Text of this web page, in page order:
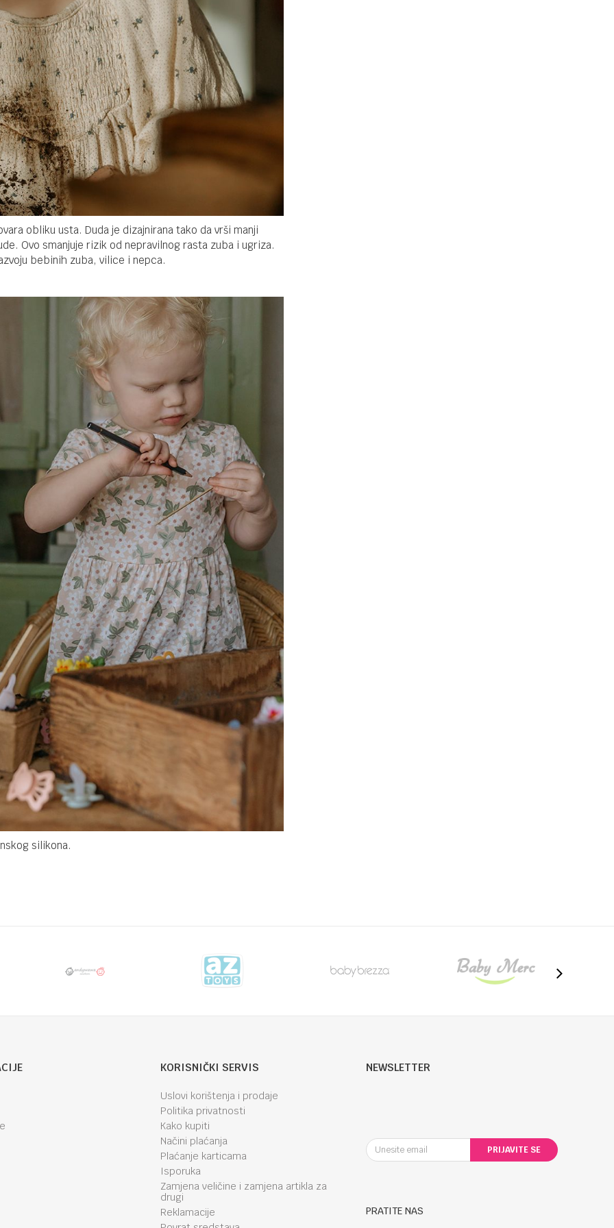
obliku usta. Duda je dizajnirana tako da vrši manji
Ovo smanjuje rizik od nepravilnog rasta zuba i ugriza.
bebinih zuba, vilice i nepca.
silikona.
KORISNIČKI SERVIS
Uslovi korištenja i prodaje
Politika privatnosti
Kako kupiti
Načini plaćanja
Plaćanje karticama
Isporuka
Zamjena veličine i zamjena artikla za
drugi
Reklamacije
NEWSLETTER
PRIJAVITE SE
PRATITE NAS